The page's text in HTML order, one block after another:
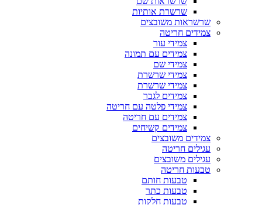
שרשרת אותיות
שרשראות משובצים
צמידים חריטה
צמידי עור
צמידים עם תמונה
צמידי שם
צמידי שרשרת
צמידי שרשרת
צמידים לגבר
צמידי פלטה עם חריטה
צמידים עם חריטה
צמידים קשיחים
צמידים משובצים
עגילים חריטה
עגילים משובצים
טבעות חריטה
טבעות חותם
טבעות כתר
טבעות חלקות